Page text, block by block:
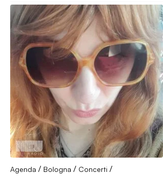
Agenda / Bologna / Concerti /